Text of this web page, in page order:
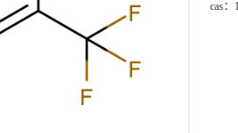
cas：